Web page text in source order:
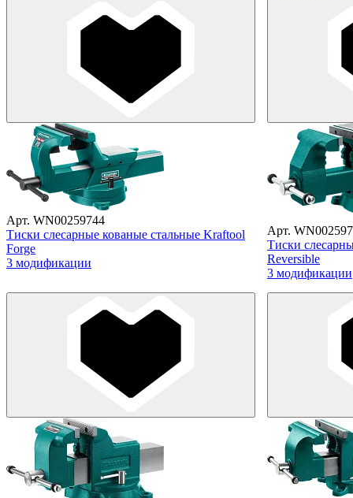
Арт. WN00259744
Тиски слесарные кованые стальные Kraftool
Forge
3 модификации
Арт.
Тиски
Reversible
3 модификации